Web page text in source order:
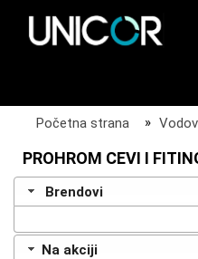
Početna strana »
PROHROM CEVI I
Brendovi
Na akciji